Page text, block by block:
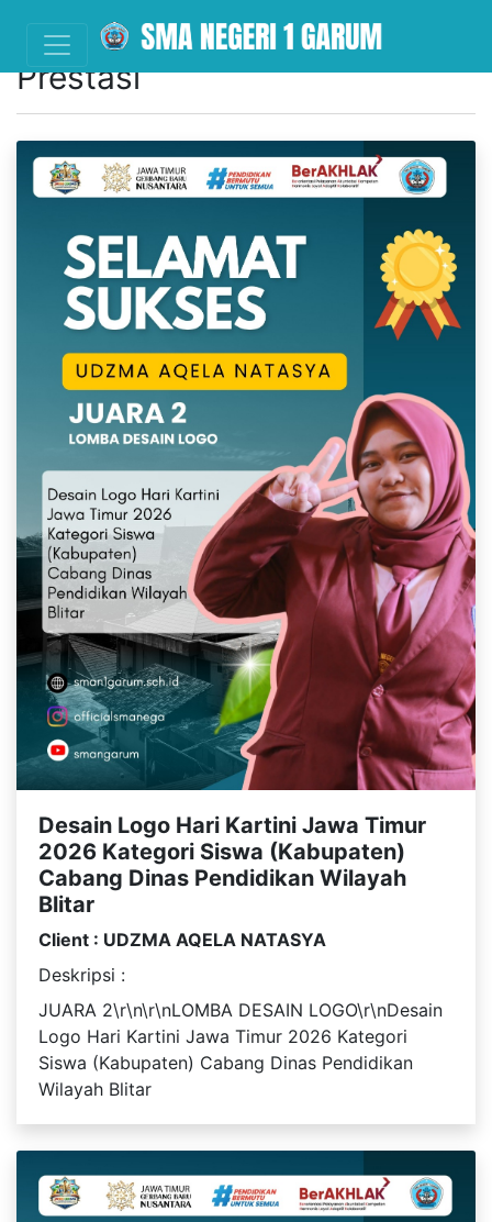
Prestasi
Desain Logo Hari Kartini Jawa Timur
2026 Kategori Siswa (Kabupaten)
Cabang Dinas Pendidikan Wilayah
Blitar
Client : UDZMA AQELA NATASYA
Deskripsi :
JUARA 2\r\n\r\nLOMBA DESAIN LOGO\r\nDesain
Logo Hari Kartini Jawa Timur 2026 Kategori
Siswa (Kabupaten) Cabang Dinas Pendidikan
Wilayah Blitar